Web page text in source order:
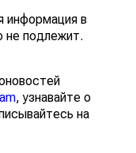
информация в
не подлежит.
, узнавайте о
на